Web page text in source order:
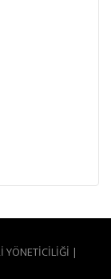
YÖNETİCİLİĞİ |